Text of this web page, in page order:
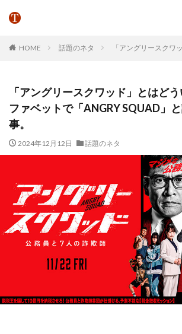
HOME 話題のネタ 「アングリースクワ
「アングリースクワッド」とはど
ファベットで「ANGRY SQUAD」
事。
2024年12月12日 話題のネタ